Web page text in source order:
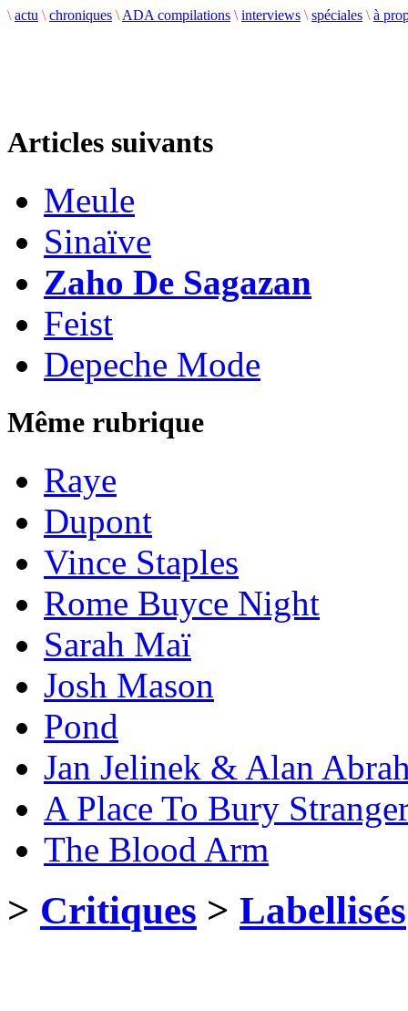
\ actu \ chroniques \ ADA compilations \ interviews \ spéciales \ à
Articles suivants
Meule
Sinaïve
Zaho De Sagazan
Feist
Depeche Mode
Même rubrique
Raye
Dupont
Vince Staples
Rome Buyce Night
Sarah Maï
Josh Mason
Pond
Jan Jelinek & Alan
A Place To Bury
The Blood Arm
> Critiques > Labellisés